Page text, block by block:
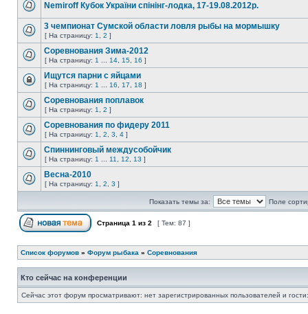
Nemiroff Кубок України спінінг-лодка, 17-19.08.2012р.
3 чемпионат Сумской области ловля рыбы на мормышку
[ На страницу: 1 2 ]
Соревнования Зима-2012
[ На страницу: 1 14 15 16 ]
Ищутся парни с яйцами
[ На страницу: 1 16 17 18 ]
Соревнования поплавок
[ На страницу: 1 2 ]
Соревнования по фидеру 2011
[ На страницу: 1 2 3 4 ]
Спиннинговый междусобойчик
[ На страницу: 1 11 12 13 ]
Весна-2010
[ На страницу: 1 2 3 ]
Показать темы за: Поле
Страница 1 из 2 [ Тем: 87 ]
Список форумов » Форум рыбака » Соревнования
Кто сейчас на конференции
Сейчас этот форум просматривают: нет зарегистрированных пользователей и